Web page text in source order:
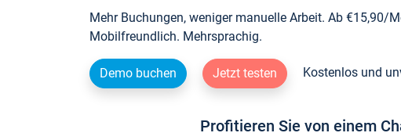
Mehr Buchungen, weniger manuelle Arbeit. Ab €15,90/
Mobilfreundlich. Mehrsprachig.
Demo buchen Jetzt testen Kostenlos und
Profitieren Sie von einem